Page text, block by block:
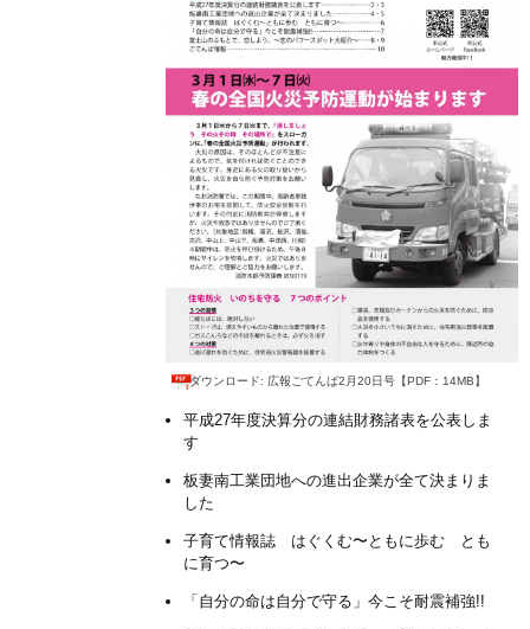
ダウンロード: 広報ごてんば2月20日号【PDF：14MB】
平成27年度決算分の連結財務諸表を公表しま
す
板妻南工業団地への進出企業が全て決まりま
した
子育て情報誌 はぐくむ〜ともに歩む とも
に育つ〜
「自分の命は自分で守る」今こそ耐震補強!!